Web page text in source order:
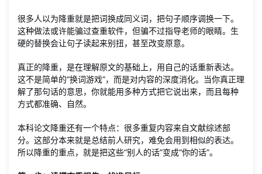
很多人以为降重就是把词换成同义词，把句子顺序调换一下。
这种做法或许能骗过查重软件，但骗不过指导老师的眼睛。生
硬的替换会让句子读起来别扭，甚至改变原意。
真正的降重，是在理解原文的基础上，用自己的话重新表达。
这不是简单的“换词游戏”，而是对内容的深度消化。当你真正理
解了那句话的意思，你就能用多种方式把它说出来，而且每种
方式都准确、自然。
本科论文降重还有一个特点：很多重复内容来自文献综述部
分。这部分本来就是总结前人研究，难免会用到相似的表达。
所以降重的重点，就是把这些“别人的话”变成“你的话”。